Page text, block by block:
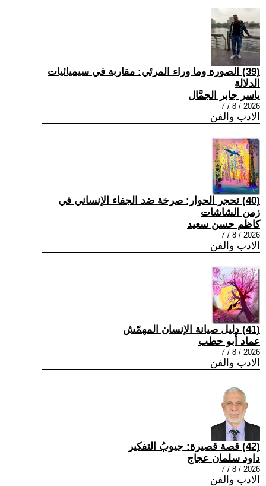
(39) الصورة وما وراء المرئي: مقاربة في سيميائيات
الدلالة
ياسر جابر الجمَّال
2026 / 8 / 7
الادب والفن
(40) تحجر الحوار: صرخة ضد الجفاء الإنساني في
زمن الشاشات
كاظم حسن سعيد
2026 / 8 / 7
الادب والفن
(41) دليل صيانة الإنسان المهمّش
عماد أبو حطب
2026 / 8 / 7
الادب والفن
(42) قصة قصيرة: جيوبُ التفكير
داود سلمان عجاج
2026 / 8 / 7
الادب والفن